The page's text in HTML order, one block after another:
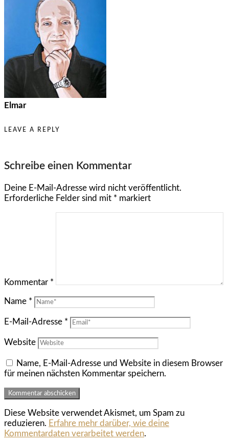
Elmar
LEAVE A REPLY
Schreibe einen Kommentar
Deine E-Mail-Adresse wird nicht veröffentlicht.
Erforderliche Felder sind mit * markiert
Kommentar *
Name *
E-Mail-Adresse *
Website
Name, E-Mail-Adresse und Website in diesem Browser
für meinen nächsten Kommentar speichern.
Diese Website verwendet Akismet, um Spam zu
reduzieren. Erfahre mehr darüber, wie deine
Kommentardaten verarbeitet werden.